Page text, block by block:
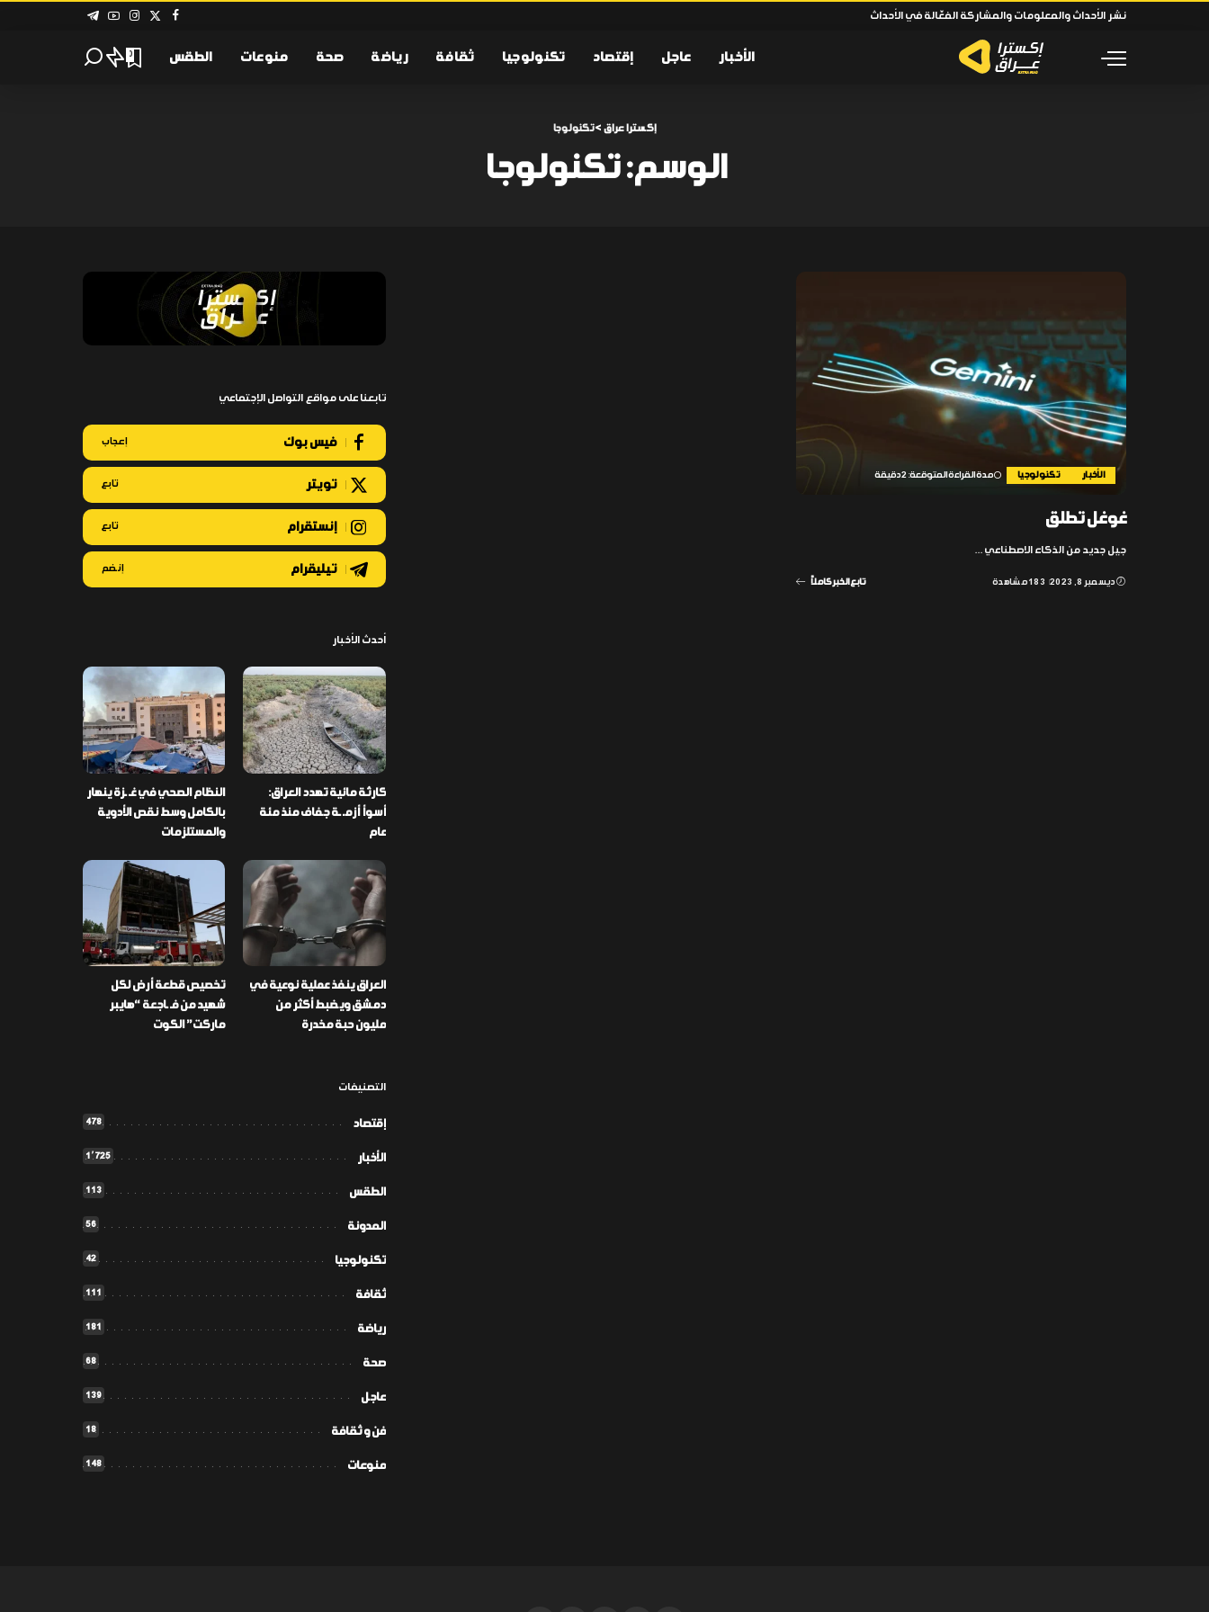
نشر الأحداث والمعلومات والمشاركة الفعّالة في الأحداث
الأخبار عاجل إقتصاد تكنولوجيا ثقافة رياضة صحة منوعات الطقس 0
إكسترا عراق >تكنولوجا
الوسم:تكنولوجا
الأخبار تكنولوجيا مدة القراءة المتوقعة: 2 دقيقة
غوغل تطلق
جيل جديد من الذكاء الاصطناعي ...
ديسمبر 8, 2023 183 مشاهدة تابع الخبر كاملاً
تابعنا على مواقع التواصل الإجتماعي
فيس بوك إعجاب
تويتر تابع
إنستقرام تابع
تيليقرام إنضم
أحدث الأخبار
كارثة مائية تهدد العراق:
أسوأ أزمـ ـة جفاف منذ مئة
عام
النظام الصحي في غـ ـزة ينهار
بالكامل وسط نقص الأدوية
والمستلزمات
العراق ينفذ عملية نوعية في
دمشق ويضبط أكثر من
مليون حبة مخدرة
تخصيص قطعة أرض لكل
شهيد من فـ ـاجعة “هايبر
ماركت” الكوت
التصنيفات
إقتصاد 478
الأخبار 1٬725
الطقس 113
المدونة 56
تكنولوجيا 42
ثقافة 111
رياضة 181
صحة 68
عاجل 139
فن و ثقافة 18
منوعات 148